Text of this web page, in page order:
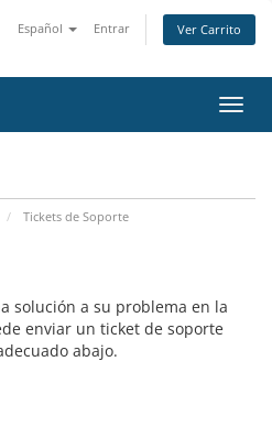
Español Entrar Ver Carrito
Tickets de Soporte
solución a su problema en la
enviar un ticket de soporte
abajo.